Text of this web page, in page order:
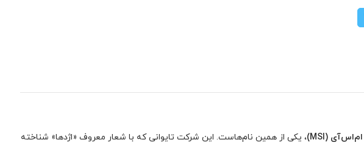
ام‌اس‌آی (MSI)
، یکی از همین نام‌هاست. این شرکت تایوانی که با شعار معروف «اژدها» شناخته